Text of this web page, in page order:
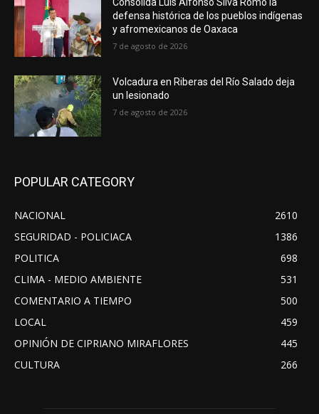
Consolida Luis Alfonso Silva Romo la
defensa histórica de los pueblos indígenas
y afromexicanos de Oaxaca
7 de agosto de 2026
Volcadura en Riberas del Río Salado deja
un lesionado
7 de agosto de 2026
POPULAR CATEGORY
NACIONAL
2610
SEGURIDAD - POLICIACA
1386
POLITICA
698
CLIMA - MEDIO AMBIENTE
531
COMENTARIO A TIEMPO
500
LOCAL
459
OPINIÓN DE CIPRIANO MIRAFLORES
445
CULTURA
266